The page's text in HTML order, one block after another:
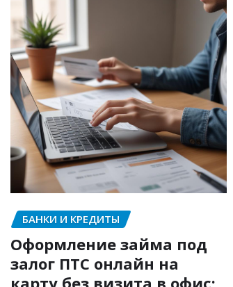
БАНКИ И КРЕДИТЫ
Оформление займа под
залог ПТС онлайн на